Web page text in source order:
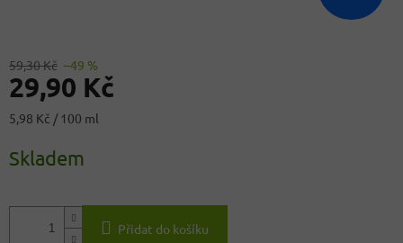
59,30 Kč –49 %
29,90 Kč
Měrná
5,98 Kč / 100 ml
Skladem
Přidat do košíku